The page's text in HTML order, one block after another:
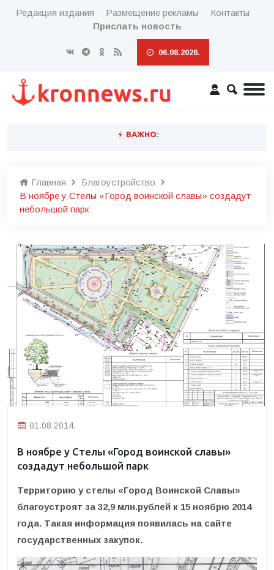
Редакция издания Размещение рекламы
Контакты
Прислать новость
06.08.2026.
ВАЖНО:
Главная
Благоустройство
В ноябре у Стелы «Город воинской славы» создадут
небольшой парк
01.08.2014.
В ноябре у Стелы «Город воинской славы»
создадут небольшой парк
Территорию у стелы «Город Воинской Славы»
благоустроят за 32,9 млн.рублей к 15 ноябрю 2014
года. Такая информация появилась на сайте
государственных закупок.